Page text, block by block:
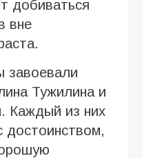
добиваться
вне
завоевали
Тужилина и
Каждый из них
достоинством,